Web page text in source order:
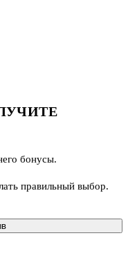
бонусы.
правильный выбор.